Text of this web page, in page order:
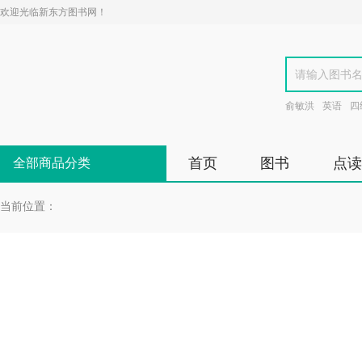
欢迎光临新东方图书网！
俞敏洪 英语
全部商品分类 首页 图书 点
当前位置：